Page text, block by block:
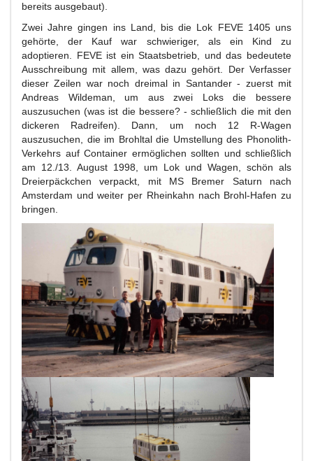
bereits ausgebaut).
Zwei Jahre gingen ins Land, bis die Lok FEVE 1405 uns
gehörte, der Kauf war schwieriger, als ein Kind zu
adoptieren. FEVE ist ein Staatsbetrieb, und das bedeutete
Ausschreibung mit allem, was dazu gehört. Der Verfasser
dieser Zeilen war noch dreimal in Santander - zuerst mit
Andreas Wildeman, um aus zwei Loks die bessere
auszusuchen (was ist die bessere? - schließlich die mit den
dickeren Radreifen). Dann, um noch 12 R-Wagen
auszusuchen, die im Brohltal die Umstellung des Phonolith-
Verkehrs auf Container ermöglichen sollten und schließlich
am 12./13. August 1998, um Lok und Wagen, schön als
Dreierpäckchen verpackt, mit MS Bremer Saturn nach
Amsterdam und weiter per Rheinkahn nach Brohl-Hafen zu
bringen.